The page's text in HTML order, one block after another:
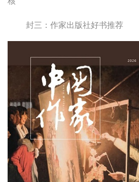
封三：作家出版社好书推荐